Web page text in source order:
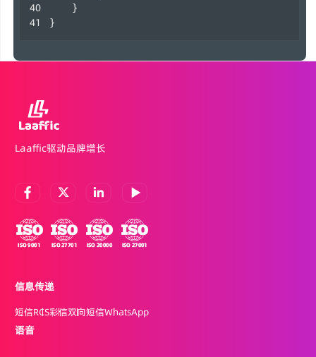
    }
}
Laaffic驱动品牌增长
信息传递
短信RCS彩信双向短信WhatsApp
语音